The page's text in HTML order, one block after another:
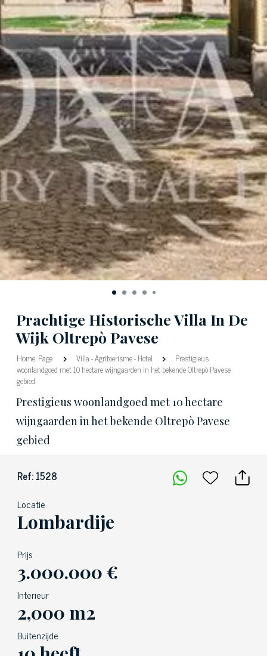
Prachtige Historische Villa In De
Wijk Oltrepò Pavese
Home Page Villa-Agritoerisme-Hotel
Prestigieus
woonlandgoed met 10 hectare wijngaarden in het bekende Oltrepò Pavese
gebied
Prestigieus woonlandgoed met 10 hectare
wijngaarden in het bekende Oltrepò Pavese
gebied
Ref: 1528
Locatie
Lombardije
Prijs
3.000.000 €
Interieur
2,000 m2
Buitenzijde